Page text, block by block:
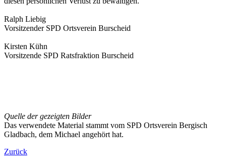
Ralph Liebig
Vorsitzender SPD Ortsverein Burscheid
Kirsten Kühn
Vorsitzende SPD Ratsfraktion Burscheid
Quelle der gezeigten Bilder
Das verwendete Material stammt vom SPD Ortsverein Bergisch
Gladbach, dem Michael angehört hat.
Zurück